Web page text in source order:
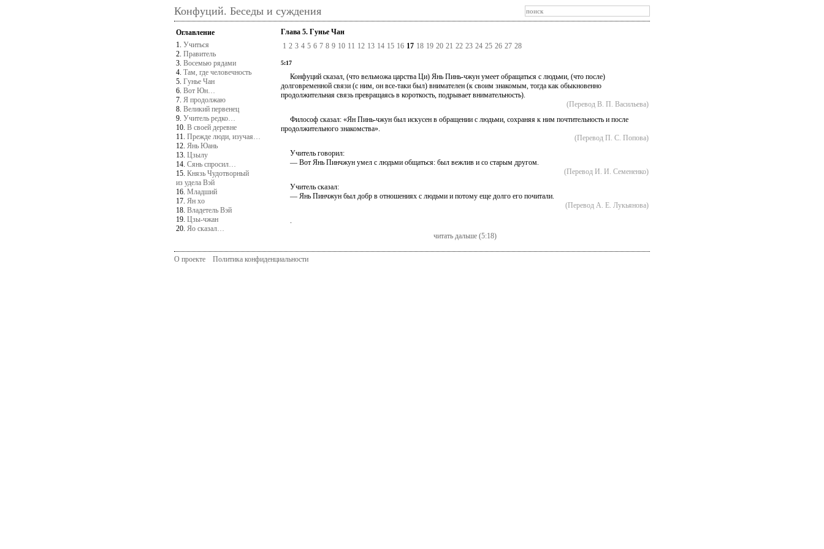
Конфуций. Беседы и суждения
Оглавление
1. Учиться
2. Правитель
3. Восемью рядами
4. Там, где человечность
5. Гунье Чан
6. Вот Юн…
7. Я продолжаю
8. Великий первенец
9. Учитель редко…
10. В своей деревне
11. Прежде люди, изучая…
12. Янь Юань
13. Цзылу
14. Сянь спросил…
15. Князь Чудотворный
из удела Вэй
16. Младший
17. Ян хо
18. Владетель Вэй
19. Цзы-чжан
20. Яо сказал…
Глава 5. Гунье Чан
1 2 3 4 5 6 7 8 9 10 11 12 13 14 15 16 17 18 19 20 21 22 23 24 25 26 27 28
5:17
Конфуций сказал, (что вельможа царства Ци) Янь Пинь-чжун умеет обращаться с людьми, (что после)
долговременной связи (с ним, он все-таки был) внимателен (к своим знакомым, тогда как обыкновенно
продолжительная связь превращаясь в короткость, подрывает внимательность).
(Перевод В. П. Васильева)
Философ сказал: «Ян Пинь-чжун был искусен в обращении с людьми, сохраняя к ним почтительность и после
продолжительного знакомства».
(Перевод П. С. Попова)
Учитель говорил:
— Вот Янь Пинчжун умел с людьми общаться: был вежлив и со старым другом.
(Перевод И. И. Семененко)
Учитель сказал:
— Янь Пинчжун был добр в отношениях с людьми и потому еще долго его почитали.
(Перевод А. Е. Лукьянова)
.
читать дальше (5:18)
О проекте Политика конфиденциальности